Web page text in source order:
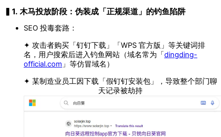
▍1. 木马投放阶段：伪装成「正规渠道」的钓鱼陷阱
SEO 投毒套路：
✦ 攻击者购买「钉钉下载」「WPS 官方版」等关键词排
名，用户搜索后进入钓鱼网站（域名常为「dingding-
official.com 」等仿冒域名）
✦ 某制造业员工因下载「假钉钉安装包」，导致整个部门聊
天记录被劫持